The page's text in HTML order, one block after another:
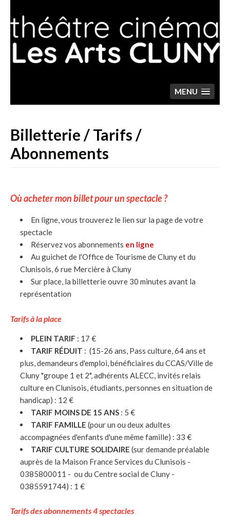
content
MENU
Billetterie / Tarifs /
Abonnements
Où acheter mon billet pour un spectacle ?
En ligne, vous trouverez le lien sur la page de votre
spectacle
Réservez vos abonnements en ligne
Au guichet de l'Office de Tourisme de Cluny et du
Clunisois, 6 rue Mercière à Cluny
Sur place, la billetterie ouvre 30 minutes avant la
représentation
Tarifs à la place
PLEIN TARIF : 17 €
TARIF RÉDUIT : (15-26 ans, Pass culture, 64 ans et
plus, demandeurs d'emploi, bénéficiaires du CCAS/Ville de
Cluny "groupe 1 et 2", adhérents ALECC, invités relais
culture en Clunisois, étudiants, personnes en situation de
handicap) : 12 €
TARIF MOINS DE 15 ANS: 5 €
TARIF FAMILLE (pour un ou deux adultes
accompagnées d'enfants d'une même famille) : 33 €
TARIF CULTURE SOLIDAIRE (sur demande préalable
auprès de la Maison France Services du Clunisois -
0385800011 - ou du Centre social de Cluny -
0385591744) : 1 €
Tarifs des abonnements 4 spectacles